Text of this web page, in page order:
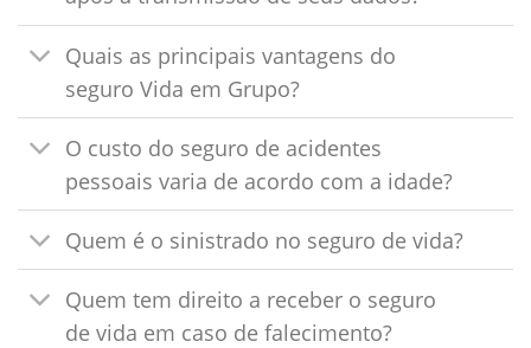
Quais as principais vantagens do
seguro Vida em Grupo?
O custo do seguro de acidentes
pessoais varia de acordo com a idade?
Quem é o sinistrado no seguro de vida?
Quem tem direito a receber o seguro
de vida em caso de falecimento?